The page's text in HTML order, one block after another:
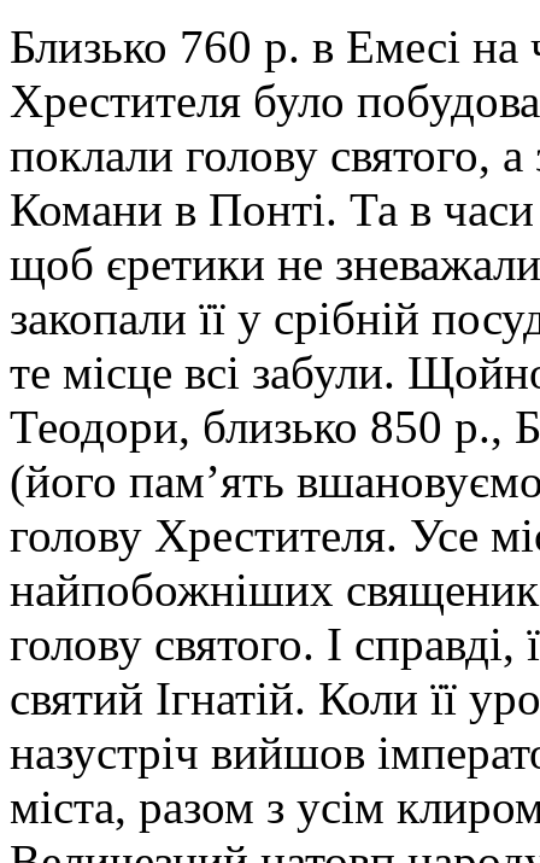
Близько 760 р. в Емесі на
Хрестителя було
поклали голову святого,
Комани в Понті. Та в часи
щоб єретики не
закопали її у срібній
те місце всі забули.
Теодори, близько 850 р.,
(його пам’ять
голову Хрестителя. Усе
найпобожніших
голову святого. І
святий Ігнатій. Коли її
назустріч вийшов
міста, разом з усім